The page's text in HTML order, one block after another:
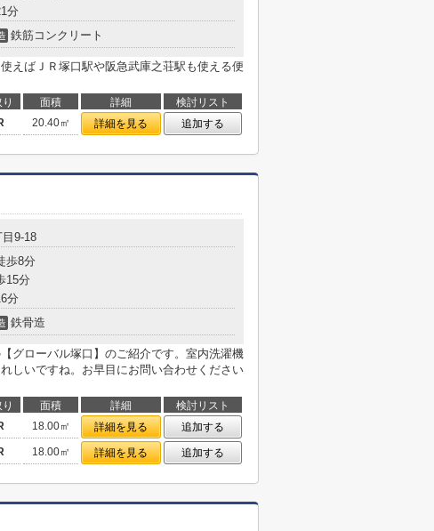
分
鉄筋コンクリート
えばＪＲ塚口駅や阪急武庫之荘駅も使える便
面積 詳細
検討リスト
20.40㎡ 詳細を見る 追加する
目9-18
歩8分
15分
分
鉄骨造
グローバル塚口】のご紹介です。室内洗濯機
しいですね。お早目にお問い合わせください
面積 詳細
検討リスト
18.00㎡ 詳細を見る
追加する
18.00㎡ 詳細を見る 追加する